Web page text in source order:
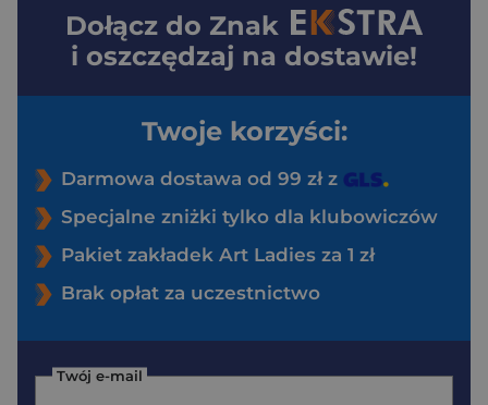
Dołącz do Znak
i oszczędzaj na dostawie!
Twoje korzyści:
Darmowa dostawa od 99 zł z
Specjalne zniżki tylko dla klubowiczów
Pakiet zakładek Art Ladies za 1 zł
Brak opłat za uczestnictwo
Twój e-mail